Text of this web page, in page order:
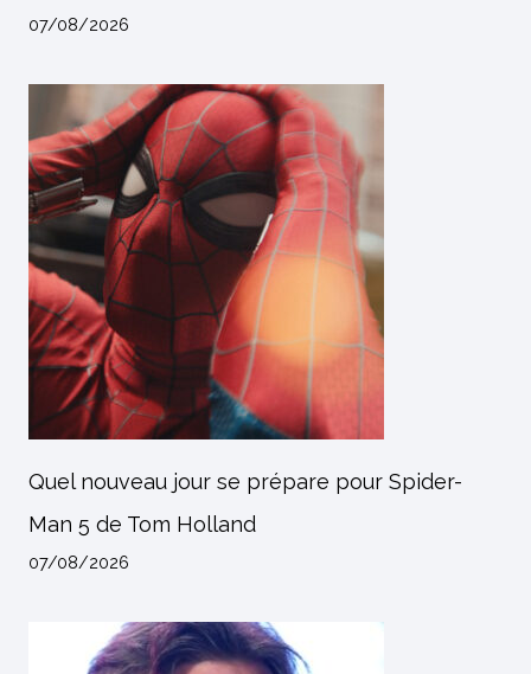
07/08/2026
Quel nouveau jour se prépare pour Spider-
Man 5 de Tom Holland
07/08/2026